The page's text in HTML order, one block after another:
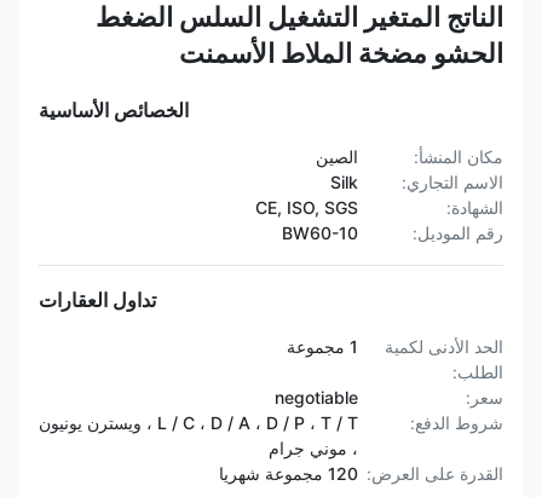
الناتج المتغير التشغيل السلس الضغط
الحشو مضخة الملاط الأسمنت
الخصائص الأساسية
مكان المنشأ:
الصين
الاسم التجاري:
الشهادة:
CE, ISO, SGS
رقم الموديل:
BW60-10
تداول العقارات
الحد الأدنى لكمية
الطلب:
1 مجموعة
negotiable
شروط الدفع:
L / C ، D / A ، D / P ، T / T ، ويسترن يونيون
، موني جرام
القدرة على العرض:
120 مجموعة شهريا